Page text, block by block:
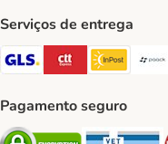
Serviços de entrega
GLS Shipping Method
CTTExpress
Pagamento seguro
Security